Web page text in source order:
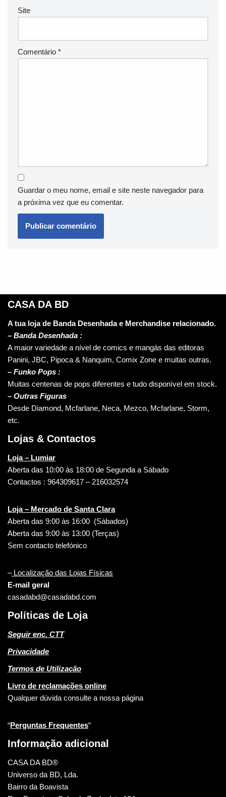
Site
Comentário *
Guardar o meu nome, email e site neste navegador para
a próxima vez que eu comentar.
CASA DA BD
A tua loja de Banda Desenhada e Merchandise relacionado.
– Banda Desenhada :
A maior variedade a nível de comics e mangás das editoras
Panini, JBC, Pipoca & Nanquim, Comix Zone e muitas outras.
– Funko Pops :
Muitas centenas de pops diferentes e tudo disponível em stock.
– Outras Figuras
Desde Diamond, Mcfarlane, Neca, Mezco, Mcfarlane, Storm,
etc.
Lojas & Contactos
Loja – Lumiar
Aberta das 10:00 às 18:00 de Segunda a Sábado
Contactos : 964309617 – 216032574
Loja – Mercado de Santa Clara
Aberta das 9:00 às 16:00 (Sábados)
Aberta das 9:00 às 13:00 (Terças)
Sem contacto telefónico
–Localização das Lojas Físicas
E-mail geral
casadabd@casadabd.com
Políticas de Loja
Seguir enc. CTT
Privacidade
Termos de Utilização
Livro de reclamações online
Qualquer dúvida consulte a nossa página
“Perguntas Frequentes“
Informação adicional
CASA DA BD®
Universo da BD, Lda.
Bairro da Boavista